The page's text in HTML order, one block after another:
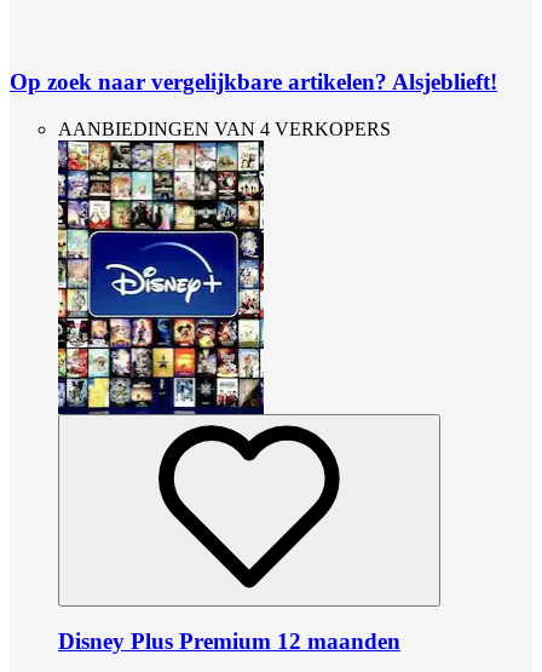
Op zoek naar vergelijkbare artikelen? Alsjeblieft!
AANBIEDINGEN VAN 4 VERKOPERS
Disney Plus Premium 12 maanden